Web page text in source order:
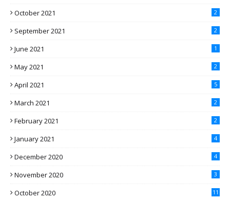
October 2021 2
September 2021 2
June 2021 1
May 2021 2
April 2021 5
March 2021 2
February 2021 2
January 2021 4
December 2020 4
November 2020 3
October 2020 11